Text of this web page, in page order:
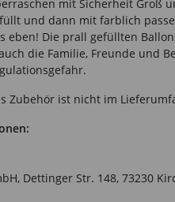
mit Sicherheit Groß
und dann mit farblich
eben! Die prall gefüllten
die Familie, Freunde und
Zubehör ist nicht im
Dettinger Str. 148, 73230